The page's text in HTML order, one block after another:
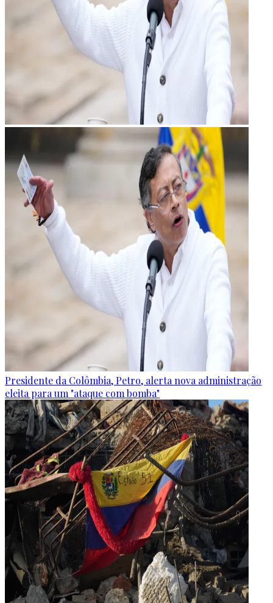
Presidente da Colômbia, Petro, alerta nova administração
eleita para um "ataque com bomba"